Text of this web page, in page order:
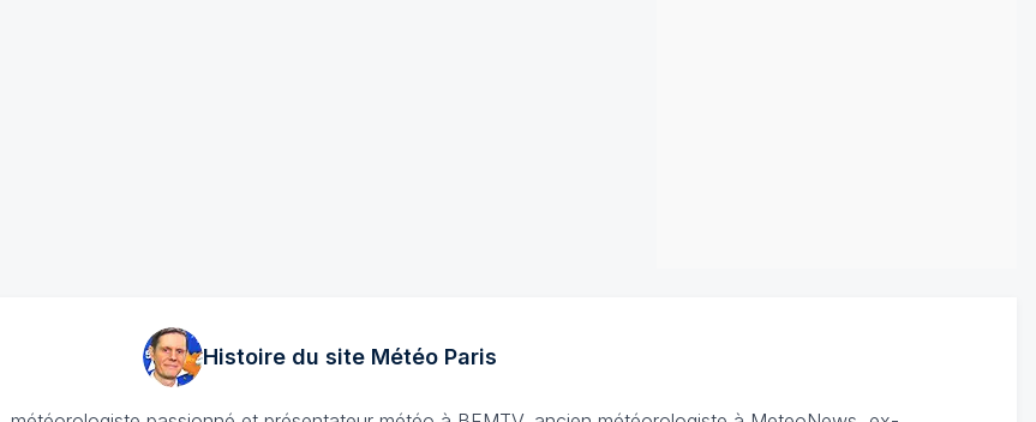
Histoire du site MétéoParis